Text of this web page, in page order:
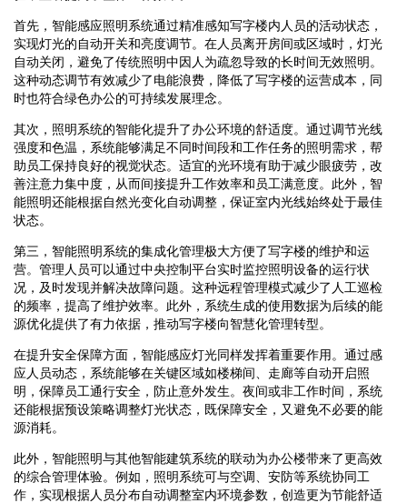
首先，智能感应照明系统通过精准感知写字楼内人员的活动状态，
实现灯光的自动开关和亮度调节。在人员离开房间或区域时，灯光
自动关闭，避免了传统照明中因人为疏忽导致的长时间无效照明。
这种动态调节有效减少了电能浪费，降低了写字楼的运营成本，同
时也符合绿色办公的可持续发展理念。
其次，照明系统的智能化提升了办公环境的舒适度。通过调节光线
强度和色温，系统能够满足不同时间段和工作任务的照明需求，帮
助员工保持良好的视觉状态。适宜的光环境有助于减少眼疲劳，改
善注意力集中度，从而间接提升工作效率和员工满意度。此外，智
能照明还能根据自然光变化自动调整，保证室内光线始终处于最佳
状态。
第三，智能照明系统的集成化管理极大方便了写字楼的维护和运
营。管理人员可以通过中央控制平台实时监控照明设备的运行状
况，及时发现并解决故障问题。这种远程管理模式减少了人工巡检
的频率，提高了维护效率。此外，系统生成的使用数据为后续的能
源优化提供了有力依据，推动写字楼向智慧化管理转型。
在提升安全保障方面，智能感应灯光同样发挥着重要作用。通过感
应人员动态，系统能够在关键区域如楼梯间、走廊等自动开启照
明，保障员工通行安全，防止意外发生。夜间或非工作时间，系统
还能根据预设策略调整灯光状态，既保障安全，又避免不必要的能
源消耗。
此外，智能照明与其他智能建筑系统的联动为办公楼带来了更高效
的综合管理体验。例如，照明系统可与空调、安防等系统协同工
作，实现根据人员分布自动调整室内环境参数，创造更为节能舒适